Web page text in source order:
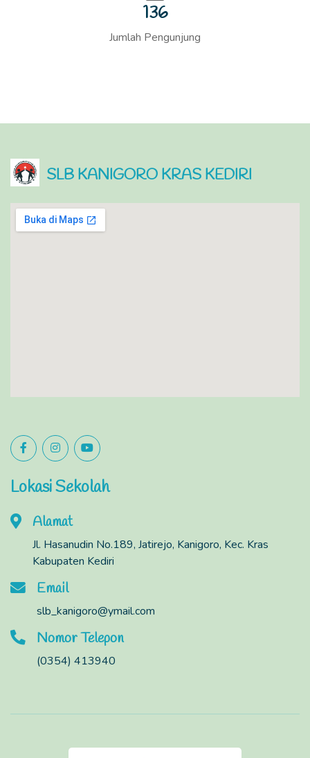
144
Jumlah Pengunjung
SLB KANIGORO KRAS KEDIRI
Lokasi Sekolah
Alamat
Jl. Hasanudin No.189, Jatirejo, Kanigoro, Kec. Kras
Kabupaten Kediri
Email
slb_kanigoro@ymail.com
Nomor Telepon
(0354) 413940